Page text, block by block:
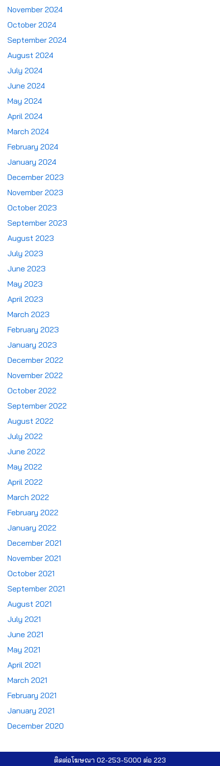
November 2024
October 2024
September 2024
August 2024
July 2024
June 2024
May 2024
April 2024
March 2024
February 2024
January 2024
December 2023
November 2023
October 2023
September 2023
August 2023
July 2023
June 2023
May 2023
April 2023
March 2023
February 2023
January 2023
December 2022
November 2022
October 2022
September 2022
August 2022
July 2022
June 2022
May 2022
April 2022
March 2022
February 2022
January 2022
December 2021
November 2021
October 2021
September 2021
August 2021
July 2021
June 2021
May 2021
April 2021
March 2021
February 2021
January 2021
December 2020
ติดต่อโฆษณา 02-253-5000​ ต่อ 223